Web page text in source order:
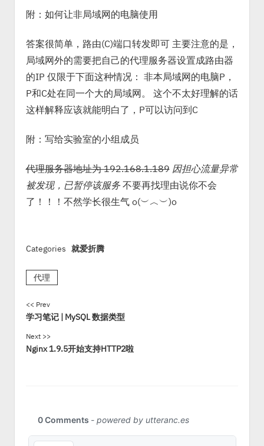
附：如何让非局域网的电脑使用
答案很简单，路由(C)端口转发即可 主要注意的是，
局域网外的需要把自己的代理服务器设置成路由器
的IP 仅限于下面这种情况： 非本局域网的电脑P，
P和C处在同一个大的局域网。 这个不太好理解的话
这样解释应该就能明白了，P可以访问到C
附：写给实验室的小组成员
代理服务器地址为 192.168.1.189 因担心流量异常
被发现，已暂停该服务不要再找理由说你不会
了！！！不然学长很生气 o(︶︿︶)o
Categories 就爱折腾
代理
<< Prev
学习笔记 | MySQL 数据类型
Next >>
Nginx 1.9.5开始支持HTTP2啦